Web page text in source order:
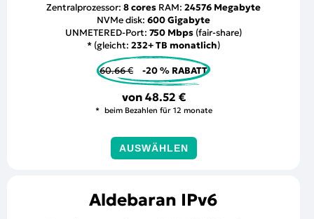
Zentralprozessor: 8 cores RAM: 24576 Megabyte
NVMe disk: 600 Gigabyte
UNMETERED-Port: 750 Mbps (fair-share)
* (gleicht: 232+ TB monatlich)
60.66 € -20 % RABATT
von 48.52 €
beim Bezahlen für 12 monate
AUSWÄHLEN
Aldebaran IPv6